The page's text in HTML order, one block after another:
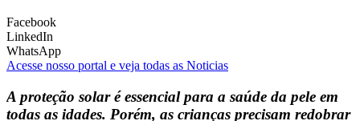
Facebook
LinkedIn
WhatsApp
Acesse nosso portal e veja todas as Noticias
A proteção solar é essencial para a saúde da pele em
todas as idades. Porém, as crianças precisam redobrar